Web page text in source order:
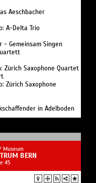
Aeschbacher
A-Delta Trio
- Gemeinsam Singen
Zürich Saxophone Quartet
Zürich Saxophone
in Adelboden
Museum
BERN
45